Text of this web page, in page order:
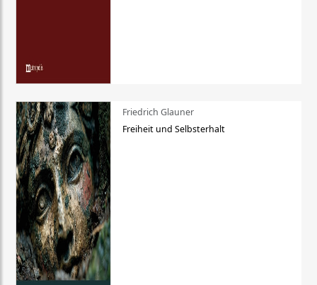
Friedrich Glauner
Freiheit und Selbsterhalt